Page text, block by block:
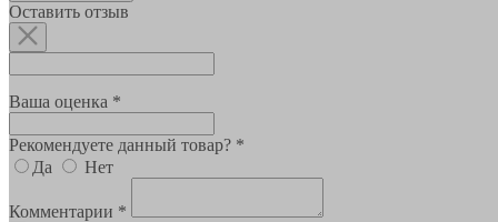
Оставить отзыв
Ваша оценка *
Рекомендуете данный товар? *
Да
Нет
Комментарии *